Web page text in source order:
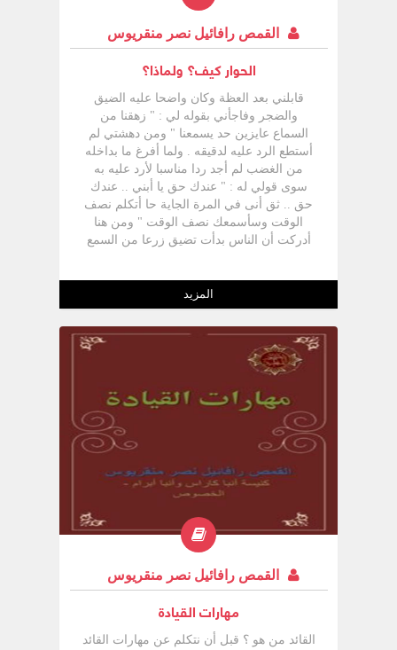
القمص رافائيل نصر منقريوس
الحوار كيف؟ ولماذا؟
قابلني بعد العظة وكان واضحا عليه الضيق
والضجر وفاجأني بقوله لي : " زهقنا من
السماع عايزين حد يسمعنا " ومن دهشتي لم
أستطع الرد عليه لدقيقه . ولما أفرغ ما بداخله
من الغضب لم أجد ردا مناسبا لأرد عليه به
سوى قولي له : " عندك حق يا أبني .. عندك
حق .. ثق أنى في المرة الجاية حا أتكلم نصف
الوقت وسأسمعك نصف الوقت " ومن هنا
أدركت أن الناس بدأت تضيق زرعا من السمع
الكلام في رؤوسهم ثم نتركهم ونمضى . ومن
هنا أيضا قررت أن أدرس موضوع الحوار ليس
لكي أزيد معرفتي بالأشياء ولكن ليصير الحوار
أسلوبي في التعليم . مـا هـو الحـوار ؟ الحوار
هو الوسيلة التي بمقتضاها تنتقل المعلومة (
استمرار الاتصال بينهم . فالحوار هنا وسيلة
اتصال و هو أيضا وسيلة تعلم .
المزيد
القمص رافائيل نصر منقريوس
مهارات القيادة
القائد من هو ؟ قبل أن نتكلم عن مهارات القائد